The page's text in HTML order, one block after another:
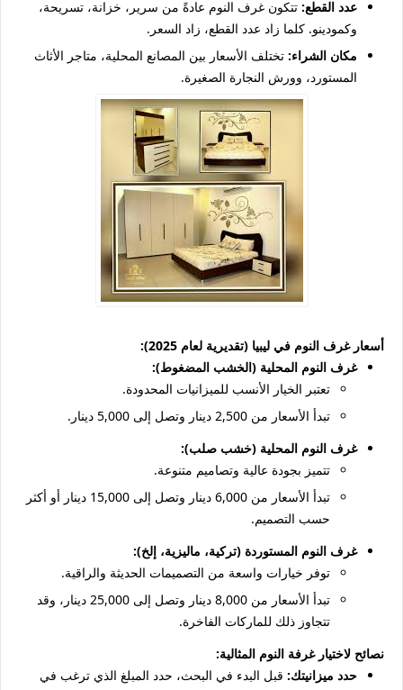
عدد القطع: تتكون غرف النوم عادةً من سرير، خزانة، تسريحة،
وكمودينو. كلما زاد عدد القطع، زاد السعر.
مكان الشراء: تختلف الأسعار بين المصانع المحلية، متاجر الأثاث
المستورد، وورش النجارة الصغيرة.
أسعار غرف النوم في ليبيا (تقديرية لعام 2025):
غرف النوم المحلية (الخشب المضغوط):
تعتبر الخيار الأنسب للميزانيات المحدودة.
تبدأ الأسعار من 2,500 دينار وتصل إلى 5,000 دينار.
غرف النوم المحلية (خشب صلب):
تتميز بجودة عالية وتصاميم متنوعة.
تبدأ الأسعار من 6,000 دينار وتصل إلى 15,000 دينار أو أكثر
حسب التصميم.
غرف النوم المستوردة (تركية، ماليزية، إلخ):
توفر خيارات واسعة من التصميمات الحديثة والراقية.
تبدأ الأسعار من 8,000 دينار وتصل إلى 25,000 دينار، وقد
تتجاوز ذلك للماركات الفاخرة.
نصائح لاختيار غرفة النوم المثالية:
حدد ميزانيتك: قبل البدء في البحث، حدد المبلغ الذي ترغب في